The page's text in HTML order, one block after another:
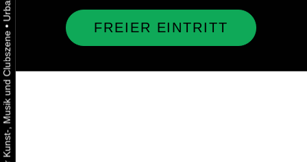
• FREIER EINTRITT